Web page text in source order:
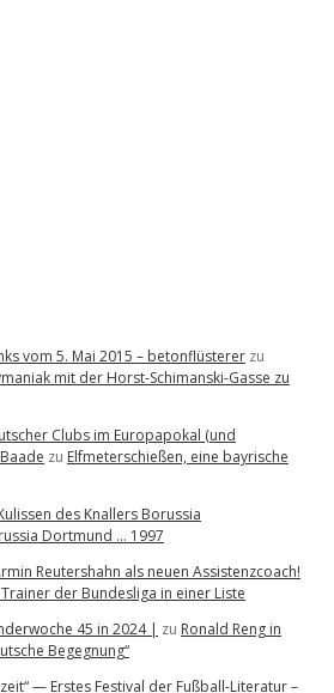
vom 5. Mai 2015 – betonflüsterer zu
mit der Horst-Schimanski-Gasse zu
Clubs im Europapokal (und
zu Elfmeterschießen, eine bayrische
des Knallers Borussia
Dortmund … 1997
Reutershahn als neuen Assistenzcoach!
der Bundesliga in einer Liste
45 in 2024 | zu Ronald Reng in
Begegnung“
— Erstes Festival der Fußball-Literatur –